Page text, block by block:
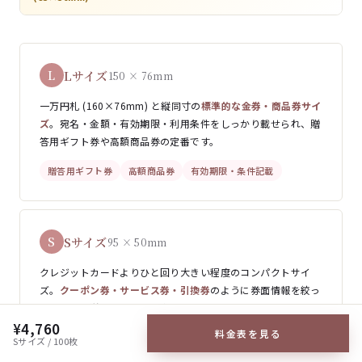
L Lサイズ150 × 76mm
一万円札 (160×76mm) と縦同寸の標準的な金券・商品券サイ
ズ。宛名・金額・有効期限・利用条件をしっかり載せられ、贈
答用ギフト券や高額商品券の定番です。
贈答用ギフト券 高額商品券 有効期限・条件記載
S Sサイズ95 × 50mm
クレジットカードよりひと回り大きい程度のコンパクトサイ
ズ。 クーポン券・サービス券・引換券のように券面情報を絞っ
て配布・郵送したい用途に向きます。
クーポン券 / サービス券
引換券 / 食事券
¥4,760
Sサイズ / 100枚
料金表を見る